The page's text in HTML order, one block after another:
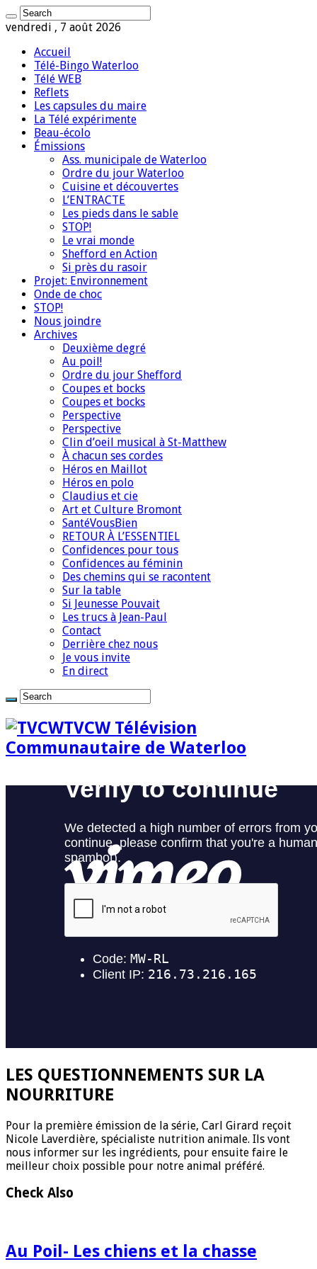
vendredi , 7 août 2026
Accueil
Télé-Bingo Waterloo
Télé WEB
Reflets
Les capsules du maire
La Télé expérimente
Beau-écolo
Émissions
Ass. municipale de Waterloo
Ordre du jour Waterloo
Cuisine et découvertes
L’ENTRACTE
Les pieds dans le sable
STOP!
Le vrai monde
Shefford en Action
Si près du rasoir
Projet: Environnement
Onde de choc
STOP!
Nous joindre
Archives
Deuxième degré
Au poil!
Ordre du jour Shefford
Coupes et bocks
Coupes et bocks
Perspective
Perspective
Clin d’oeil musical à St-Matthew
À chacun ses cordes
Héros en Maillot
Héros en polo
Claudius et cie
Art et Culture Bromont
SantéVousBien
RETOUR À L’ESSENTIEL
Confidences pour tous
Confidences au féminin
Des chemins qui se racontent
Sur la table
Si Jeunesse Pouvait
Les trucs à Jean-Paul
Contact
Derrière chez nous
Je vous invite
En direct
TVCW Télévision
Communautaire de Waterloo
LES QUESTIONNEMENTS SUR LA
NOURRITURE
Pour la première émission de la série, Carl Girard reçoit
Nicole Laverdière, spécialiste nutrition animale. Ils vont
nous informer sur les ingrédients, pour ensuite faire le
meilleur choix possible pour notre animal préféré.
Check Also
Au Poil- Les chiens et la chasse